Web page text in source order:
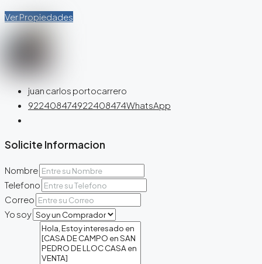
Ver Propiedades
juan carlos portocarrero
922408474922408474WhatsApp
Solicite Informacion
Nombre
Telefono
Correo
Yo soy